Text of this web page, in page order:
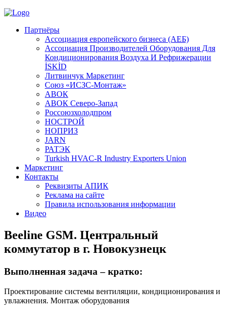
Партнёры
Ассоциация европейского бизнеса (АЕБ)
Aссоциация Производителей Оборудования Для
Кондиционирования Воздуха И Рефрижерации
İSKİD
Литвинчук Маркетинг
Союз «ИСЗС-Монтаж»
АВОК
АВОК Северо-Запад
Россоюзхолодпром
НОСТРОЙ
НОПРИЗ
JARN
РАТЭК
Turkish HVAC-R Industry Exporters Union
Маркетинг
Контакты
Реквизиты АПИК
Реклама на сайте
Правила использования информации
Видео
Beeline GSM. Центральный
коммутатор в г. Новокузнецк
Выполненная задача – кратко:
Проектирование системы вентиляции, кондиционирования и
увлажнения. Монтаж оборудования